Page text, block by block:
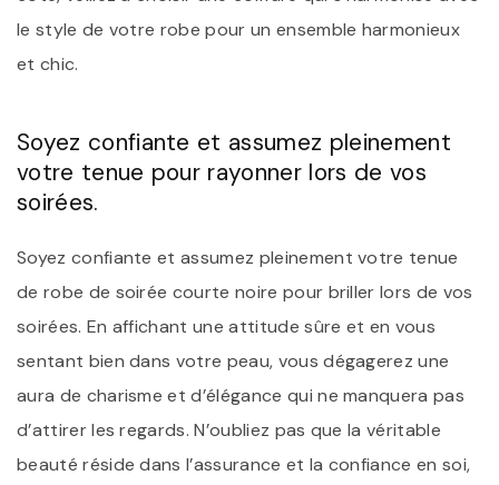
le style de votre robe pour un ensemble harmonieux
et chic.
Soyez confiante et assumez pleinement
votre tenue pour rayonner lors de vos
soirées.
Soyez confiante et assumez pleinement votre tenue
de robe de soirée courte noire pour briller lors de vos
soirées. En affichant une attitude sûre et en vous
sentant bien dans votre peau, vous dégagerez une
aura de charisme et d’élégance qui ne manquera pas
d’attirer les regards. N’oubliez pas que la véritable
beauté réside dans l’assurance et la confiance en soi,